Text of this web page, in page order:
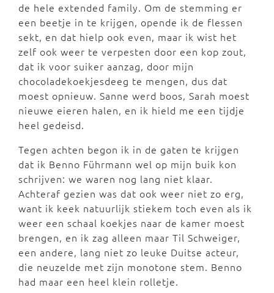
de hele extended family. Om de stemming er
een beetje in te krijgen, opende ik de flessen
sekt, en dat hielp ook even, maar ik wist het
zelf ook weer te verpesten door een kop zout,
dat ik voor suiker aanzag, door mijn
chocoladekoekjesdeeg te mengen, dus dat
moest opnieuw. Sanne werd boos, Sarah moest
nieuwe eieren halen, en ik hield me een tijdje
heel gedeisd.
Tegen achten begon ik in de gaten te krijgen
dat ik Benno Führmann wel op mijn buik kon
schrijven: we waren nog lang niet klaar.
Achteraf gezien was dat ook weer niet zo erg,
want ik keek natuurlijk stiekem toch even als ik
weer een schaal koekjes naar de kamer moest
brengen, en ik zag alleen maar Til Schweiger,
een andere, lang niet zo leuke Duitse acteur,
die neuzelde met zijn monotone stem. Benno
had maar een heel klein rolletje.